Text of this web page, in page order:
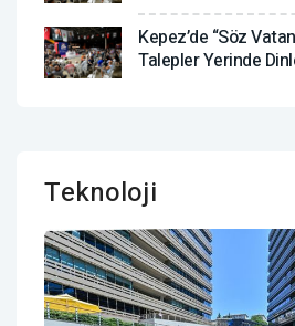
Kepez’de “Söz
Talepler Yerinde
Teknoloji